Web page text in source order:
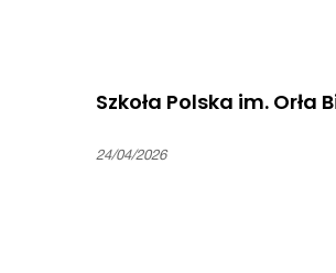
Szkoła Polska im.
24/04/2026